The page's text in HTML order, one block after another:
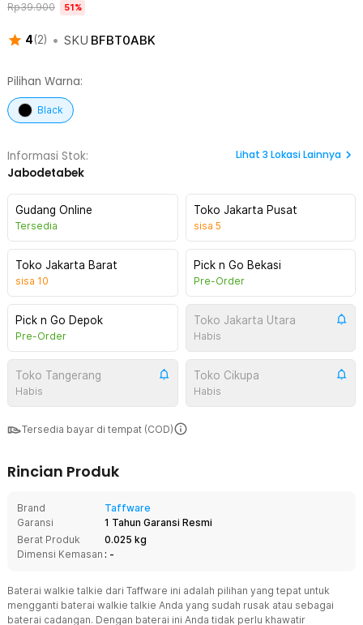
4(2) • SKU BFBT0ABK
Rp39.900 51%
Pilihan Warna:
Black
Informasi Stok:
Jabodetabek
Lihat 3 Lokasi Lainnya
Gudang Online
Tersedia
Toko Jakarta Pusat
sisa 5
Toko Jakarta Barat
sisa 10
Pick n Go Bekasi
Pre-Order
Pick n Go Depok
Pre-Order
Toko Jakarta Utara
Habis
Toko Tangerang
Habis
Toko Cikupa
Habis
Tersedia bayar di tempat (COD)
Rincian Produk
Brand
Taffware
Garansi
1 Tahun Garansi Resmi
Berat Produk
0.025 kg
Dimensi Kemasan : -
Baterai walkie talkie dari Taffware ini adalah pilihan yang tepat untuk
mengganti baterai walkie talkie Anda yang sudah rusak atau sebagai
baterai cadangan. Dengan baterai ini Anda tidak perlu khawatir